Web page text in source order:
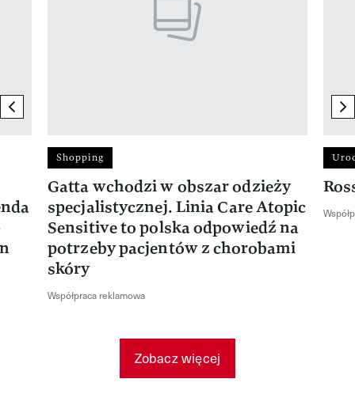
previous element
Shopping
Gatta wchodzi w obszar odzieży
specjalistycznej. Linia Care Atopic
Sensitive to polska odpowiedź na
potrzeby pacjentów z chorobami
skóry
Współpraca reklamowa
Zobacz więcej